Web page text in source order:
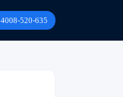
4008-520-635